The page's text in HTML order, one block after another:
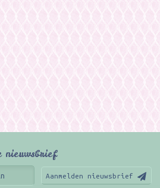
nieuwsbrief
Aanmelden nieuwsbrief